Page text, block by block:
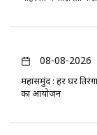
08-08-2026
महासमुंद : हर घर
का आयोजन